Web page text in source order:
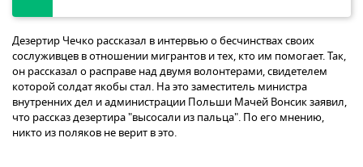
Дезертир Чечко рассказал в интервью о бесчинствах своих
сослуживцев в отношении мигрантов и тех, кто им помогает. Так,
он рассказал о расправе над двумя волонтерами, свидетелем
которой солдат якобы стал. На это заместитель министра
внутренних дел и администрации Польши Мачей Вонсик заявил,
что рассказ дезертира "высосали из пальца". По его мнению,
никто из поляков не верит в это.